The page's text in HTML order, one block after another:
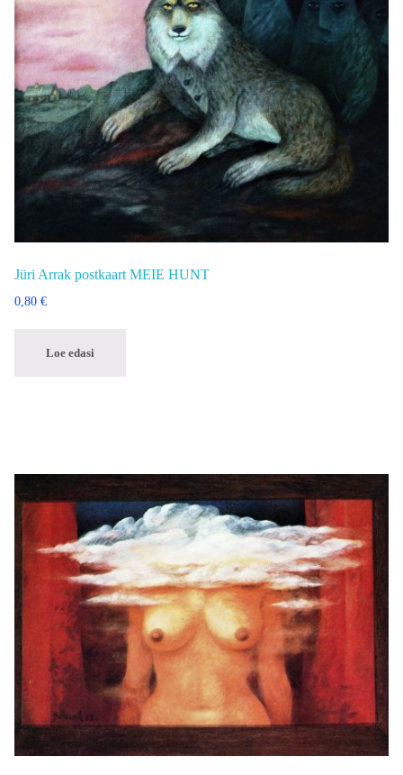
Jüri Arrak postkaart MEIE HUNT
0,80 €
Loe edasi